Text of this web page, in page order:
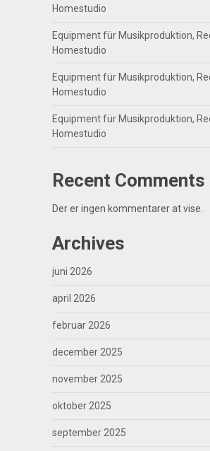
Homestudio
Equipment für Musikproduktion,
Homestudio
Equipment für Musikproduktion,
Homestudio
Equipment für Musikproduktion,
Homestudio
Recent Comments
Der er ingen kommentarer at vise.
Archives
juni 2026
april 2026
februar 2026
december 2025
november 2025
oktober 2025
september 2025